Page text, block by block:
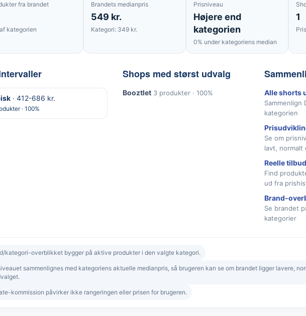
fra brandet
kategorien
Brandets medianpris
549 kr.
Kategori: 349 kr.
Prisniveau
Højere end
kategorien
0% under kategoriens median
1
· 412-686 kr.
· 100%
Shops med størst udvalg
Booztlet 3 produkter · 100% Alle shorts
Sammenlign
kategorien
Se om
lavt, normalt
Reelle
Find
ud fra
Brand-
Se brandet
kategorier
kategori-overblikket bygger på aktive produkter i den valgte kategori.
sammenlignes med kategoriens aktuelle medianpris, så brugeren kan se om brandet ligger lavere,
kommission påvirker ikke rangeringen eller prisen for brugeren.